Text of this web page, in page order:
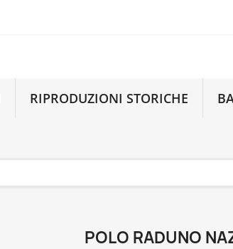
RIPRODUZIONI STORICHE
POLO RADUNO